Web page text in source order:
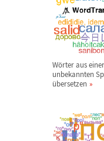
Wörter aus einer
unbekannten
übersetzen